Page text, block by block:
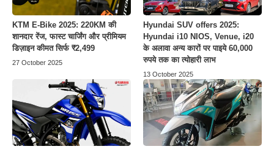
KTM E-Bike 2025: 220KM की
शानदार रेंज, फास्ट चार्जिंग और प्रीमियम
डिज़ाइन कीमत सिर्फ ₹2,499
27 October 2025
Hyundai SUV offers 2025:
Hyundai i10 NIOS, Venue, i20
के अलावा अन्य कारों पर पाइये 60,000
रुपये तक का त्योहारी लाभ
13 October 2025